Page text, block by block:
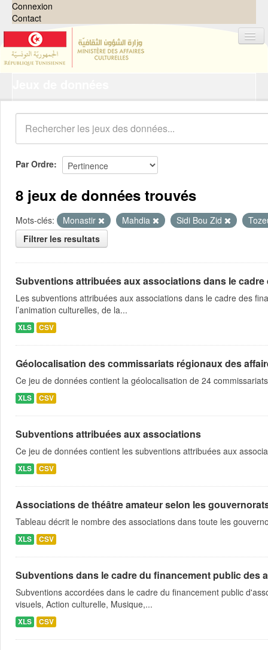
Connexion
Contact
Organisations
Groupes
Demandes 0
À propos
Par Ordre
8 jeux de données trouvés
Mots-clés: Monastir Mahdia Sidi Bou Zid
Filtrer les resultats
Subventions attribuées aux associations dans le
Les subventions attribuées aux associations dans le cadre des
l’animation culturelles, de la...
XLS CSV
Géolocalisation des commissariats régionaux des
Ce jeu de données contient la géolocalisation de 24
XLS CSV
Subventions attribuées aux associations
Ce jeu de données contient les subventions attribuées aux
XLS CSV
Associations de théâtre amateur selon les
Tableau décrit le nombre des associations dans toute les
XLS CSV
Subventions dans le cadre du financement public des
Subventions accordées dans le cadre du financement public
visuels, Action culturelle, Musique,...
XLS CSV